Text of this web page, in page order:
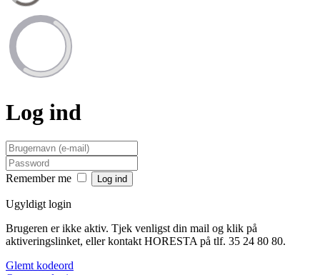
Log ind
Remember me
Ugyldigt login
Brugeren er ikke aktiv. Tjek venligst din mail og klik på
aktiveringslinket, eller kontakt HORESTA på tlf. 35 24 80 80.
Glemt kodeord